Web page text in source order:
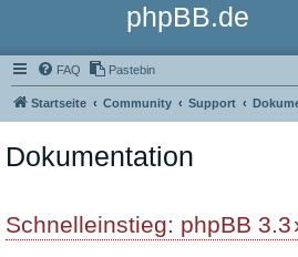
phpBB.de
FAQ Pastebin
Startseite Community Support
Dokumentation
Schnelleinstieg: phpBB 3.3